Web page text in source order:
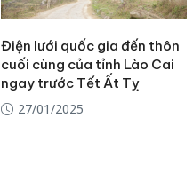
Điện lưới quốc gia đến thôn
cuối cùng của tỉnh Lào Cai
ngay trước Tết Ất Tỵ
27/01/2025